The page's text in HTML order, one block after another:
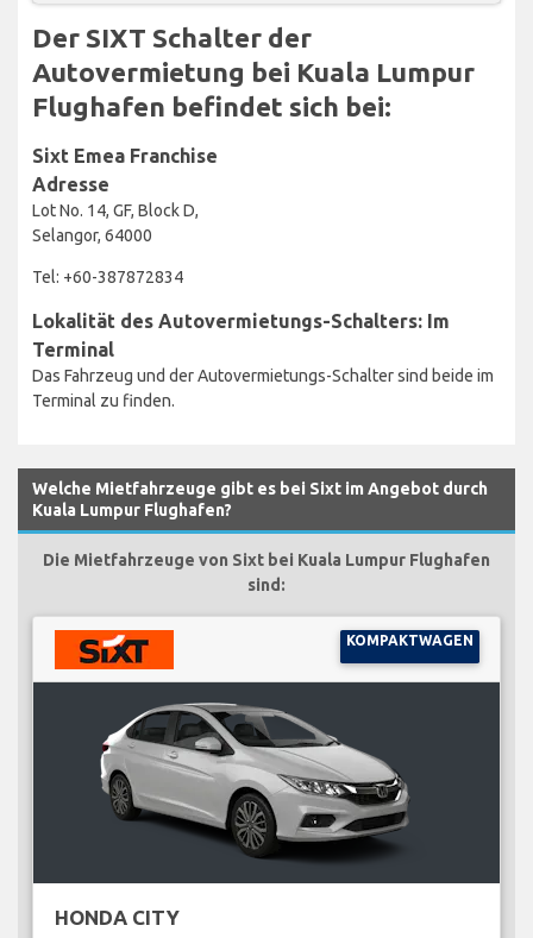
Der SIXT Schalter der
Autovermietung bei Kuala Lumpur
Flughafen befindet sich bei:
Sixt Emea Franchise
Adresse
Lot No. 14, GF, Block D,
Selangor, 64000
Tel: +60-387872834
Lokalität des Autovermietungs-Schalters: Im
Terminal
Das Fahrzeug und der Autovermietungs-Schalter sind beide im
Terminal zu finden.
Welche Mietfahrzeuge gibt es bei Sixt im Angebot durch
Kuala Lumpur Flughafen?
Die Mietfahrzeuge von Sixt bei Kuala Lumpur Flughafen
sind:
KOMPAKTWAGEN
HONDA CITY